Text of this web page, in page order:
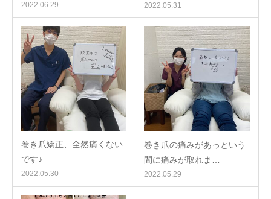
2022.06.29 2022.05.31
巻き爪矯正、全然痛くない
です♪
2022.05.30
巻き爪の痛みがあっという
間に痛みが取れま…
2022.05.29